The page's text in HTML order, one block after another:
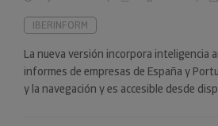
nuevas capacidades en su
funcionalidad de IA
IBERINFORM
La nueva versión incorpora inteligencia
informes de empresas de España y
y la navegación y es accesible desde